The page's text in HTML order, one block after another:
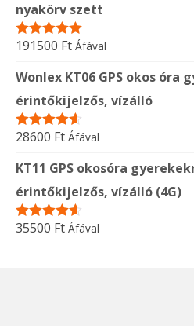
nyakörv szett
Értékelés:
191500 Ft Áfával
Wonlex KT06 GPS okos óra
érintőkijelzős, vízálló
Értékelés:
28600 Ft Áfával
KT11 GPS okosóra
érintőkijelzős, vízálló (4G)
Értékelés:
35500 Ft Áfával